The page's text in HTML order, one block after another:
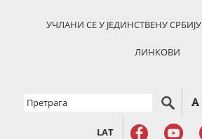
УЧЛАНИ СЕ У ЈЕДИНСТВЕНУ СРБИЈУ
ЛИНКОВИ
LAT